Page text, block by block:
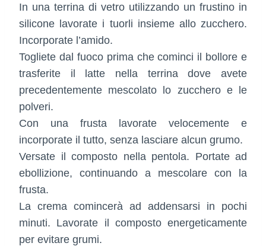
In una terrina di vetro utilizzando un frustino in
silicone lavorate i tuorli insieme allo zucchero.
Incorporate l’amido.
Togliete dal fuoco prima che cominci il bollore e
trasferite il latte nella terrina dove avete
precedentemente mescolato lo zucchero e le
polveri.
Con una frusta lavorate velocemente e
incorporate il tutto, senza lasciare alcun grumo.
Versate il composto nella pentola. Portate ad
ebollizione, continuando a mescolare con la
frusta.
La crema comincerà ad addensarsi in pochi
minuti. Lavorate il composto energeticamente
per evitare grumi.